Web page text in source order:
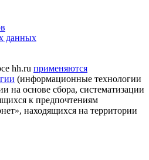
данных
hh.ru применяются
(информационные технологии
на основе сбора, систематизации
к предпочтениям
находящихся на территории